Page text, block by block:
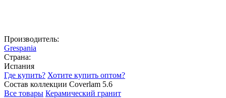
Производитель:
Grespania
Страна:
Испания
Где купить? Хотите купить оптом?
Состав коллекции Coverlam 5.6
Все товары Керамический гранит